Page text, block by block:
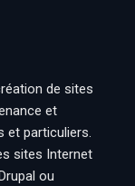
de sites
et
et particuliers.
sites Internet
ou